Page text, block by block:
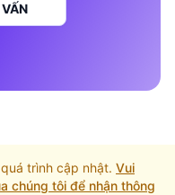
trình cập nhật. Vui
chúng tôi để nhận thông